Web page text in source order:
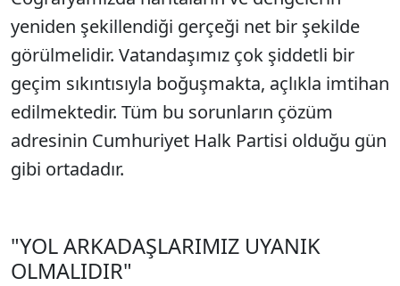
Sesi Aç
yeniden şekillendiği gerçeği net bir şekilde
görülmelidir. Vatandaşımız çok şiddetli bir
geçim sıkıntısıyla boğuşmakta, açlıkla imtihan
edilmektedir. Tüm bu sorunların çözüm
adresinin Cumhuriyet Halk Partisi olduğu gün
gibi ortadadır.
"YOL ARKADAŞLARIMIZ UYANIK
OLMALIDIR"